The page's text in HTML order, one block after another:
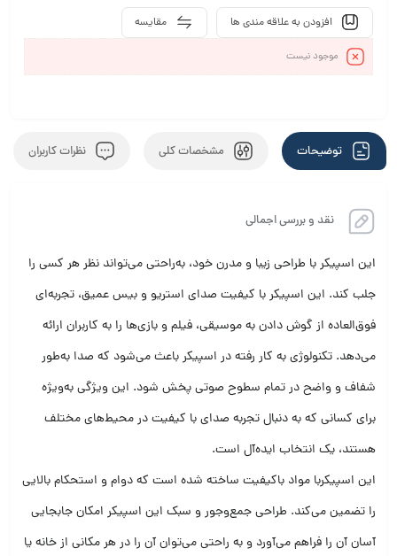
مقایسه افزودن به علاقه مندی ها
موجود نیست
توضیحات مشخصات کلی نظرات کاربران
نقد و بررسی اجمالی
این اسپیکر با طراحی زیبا و مدرن خود، به‌راحتی می‌تواند نظر هر کسی را
جلب کند. این اسپیکر با کیفیت صدای استریو و بیس عمیق، تجربه‌ای
فوق‌العاده از گوش دادن به موسیقی، فیلم و بازی‌ها را به کاربران ارائه
می‌دهد. تکنولوژی به کار رفته در اسپیکر باعث می‌شود که صدا به‌طور
شفاف و واضح در تمام سطوح صوتی پخش شود. این ویژگی به‌ویژه
برای کسانی که به دنبال تجربه صدای با کیفیت در محیط‌های مختلف
هستند، یک انتخاب ایده‌آل است.
این اسپیکربا مواد باکیفیت ساخته شده است که دوام و استحکام بالایی
را تضمین می‌کند. طراحی جمع‌وجور و سبک این اسپیکر امکان جابجایی
آسان آن را فراهم می‌آورد و به راحتی می‌توان آن را در هر مکانی از خانه یا